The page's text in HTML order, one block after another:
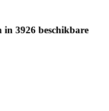
3926 beschikbare